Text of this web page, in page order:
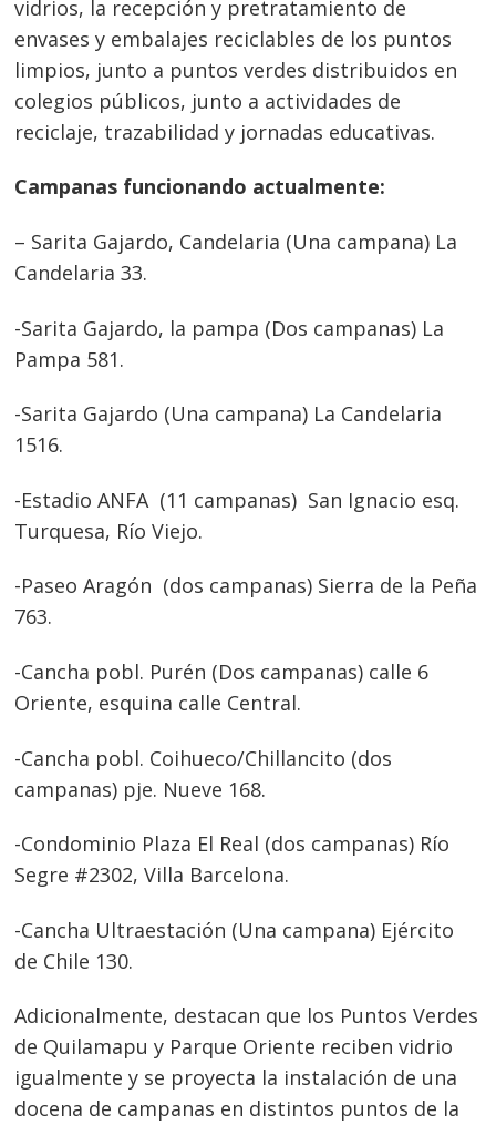
vidrios, la recepción y pretratamiento de
envases y embalajes reciclables de los puntos
limpios, junto a puntos verdes distribuidos en
colegios públicos, junto a actividades de
reciclaje, trazabilidad y jornadas educativas.
Campanas funcionando actualmente:
– Sarita Gajardo, Candelaria (Una campana) La
Candelaria 33.
-Sarita Gajardo, la pampa (Dos campanas) La
Pampa 581.
-Sarita Gajardo (Una campana) La Candelaria
1516.
-Estadio ANFA (11 campanas) San Ignacio esq.
Turquesa, Río Viejo.
-Paseo Aragón (dos campanas) Sierra de la Peña
763.
-Cancha pobl. Purén (Dos campanas) calle 6
Oriente, esquina calle Central.
-Cancha pobl. Coihueco/Chillancito (dos
campanas) pje. Nueve 168.
-Condominio Plaza El Real (dos campanas) Río
Segre #2302, Villa Barcelona.
-Cancha Ultraestación (Una campana) Ejército
de Chile 130.
Adicionalmente, destacan que los Puntos Verdes
de Quilamapu y Parque Oriente reciben vidrio
igualmente y se proyecta la instalación de una
docena de campanas en distintos puntos de la
Navegación
entradas